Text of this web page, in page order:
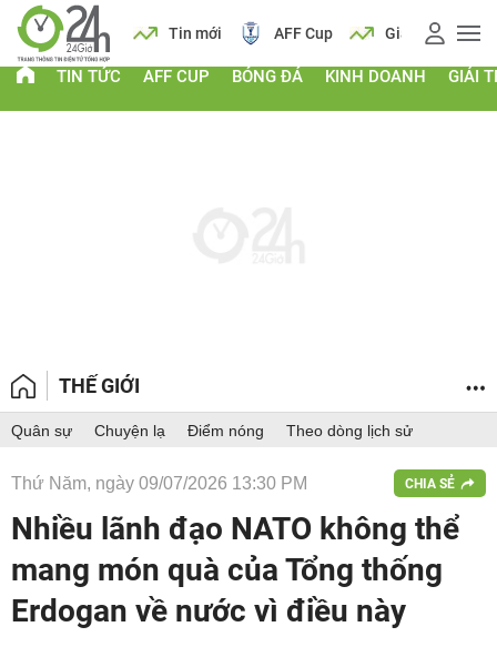
Lịch Tin mới AFF Cup Giá vàng
TIN TỨC AFF CUP BÓNG ĐÁ KINH DOANH GIẢI
THẾ GIỚI
Quân sự Chuyện lạ Điểm nóng Theo dòng lịch sử
Thứ Năm, ngày 09/07/2026 13:30 PM CHIA SẺ
Nhiều lãnh đạo NATO không thể
mang món quà của Tổng thống
Erdogan về nước vì điều này